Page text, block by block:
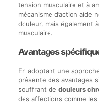
tension musculaire et à
mécanisme d’action aide
douleur, mais également
musculaire.
Avantages
En adoptant une
présente des avantages
souffrant de douleurs
des affections comme les